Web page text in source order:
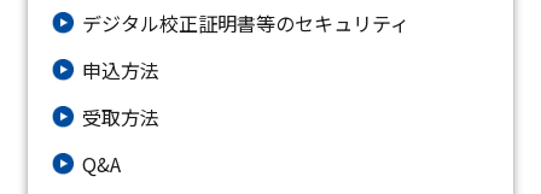
デジタル校正証明書等のセキュリティ
申込方法
受取方法
Q&A